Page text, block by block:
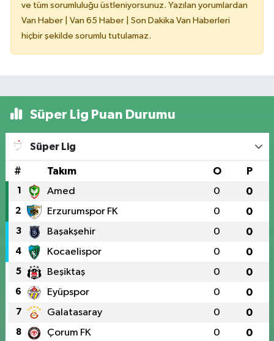
ve tüm sorumluluğu üstleniyorsunuz. Yazılan yorumlardan
Van Haber | Van 65 Haber | Son Dakika Van Haberleri
hiçbir şekilde sorumlu tutulamaz.
Süper Lig Puan Durumu
Süper Lig
# Takım O P
1 Amed 0 0
2 Erzurumspor FK 0 0
3 Başakşehir 0 0
4 Kocaelispor 0 0
5 Beşiktaş 0 0
6 Eyüpspor 0 0
7 Galatasaray 0 0
8 Çorum FK 0 0